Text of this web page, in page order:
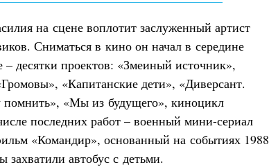
на сцене воплотит заслуженный артист
Сниматься в кино он начал в середине
– десятки проектов: «Змеиный источник»,
«Капитанские дети», «Диверсант.
«Мы из будущего», киноцикл
последних работ – военный мини-сериал
«Командир», основанный на событиях 1988
захватили автобус с детьми.